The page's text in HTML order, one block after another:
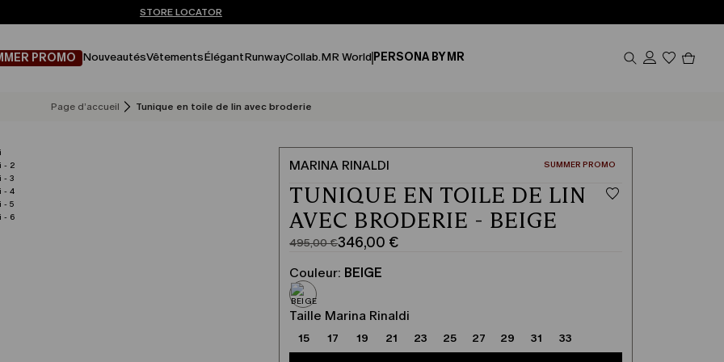
EXPÉDITIONS ET RETOURS GRATUITS
Vous n’avez pas de compte? INSCRIVEZ-VOUS MAINTENANT
STORE LOCATOR
PROMO NouveautésVêtementsÉlégantRunwayCollab.MR World PERSONA BY MR
Page d’accueil Tunique en toile de lin avec broderie
MARINA RINALDI CATÉGORIE:
SUMMER PROMO
TUNIQUE EN TOILE DE LIN
AVEC BRODERIE - BEIGE
495,00 €
Prix
original
495,00
€
346,00 €
Prix
actuel
346,00
€
Couleur: BEIGE
Taille Marina Rinaldi
15 17 19 21 23 25 27 29 31 33